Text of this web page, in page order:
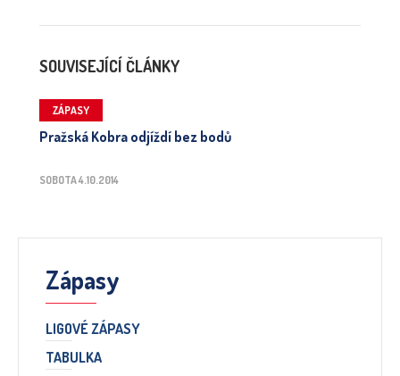
SOUVISEJÍCÍ ČLÁNKY
ZÁPASY
Pražská Kobra odjíždí bez bodů
SOBOTA 4.10.2014
Zápasy
LIGOVÉ ZÁPASY
TABULKA